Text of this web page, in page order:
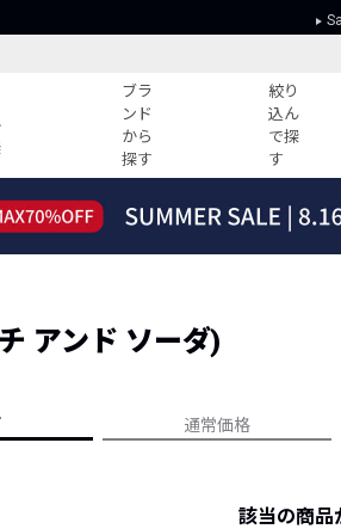
ブラ
ンド
から
探す
絞り
込ん
で探
す
すべての記事
ーデ紹介
HOTなコーデ TOP20
人気記事ランキング
アンド ソーダ)
通常価格
該当の商品